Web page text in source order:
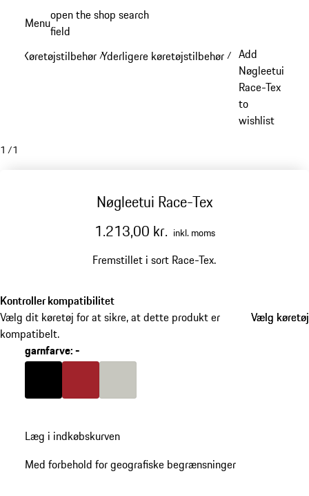
Menuopen the shop search
field
Køretøjstilbehør /Yderligere køretøjstilbehør / Add
Nøgleetui
Race-Tex
to
wishlist
1 /1
Nøgleetui Race-Tex
1.213,00 kr. inkl. moms
Fremstillet i sort Race-Tex.
Kontroller kompatibilitet
Vælg dit køretøj for at sikre, at dette produkt er
kompatibelt.
Vælg køretøj
Vælg køretøj
garnfarve:-
Farve
sortFarve karmin-rød
Farve
Læg i indkøbskurven
Med forbehold for geografiske begrænsninger